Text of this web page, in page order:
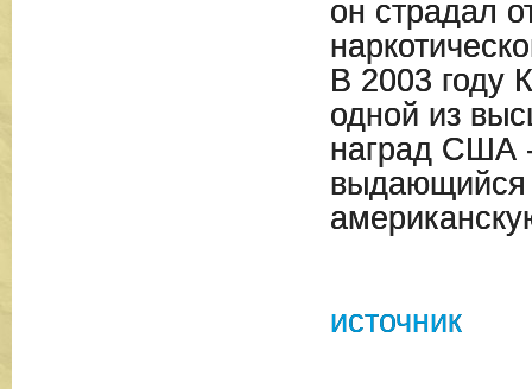
он страдал
В 2003 году
одной из
наград США
выдающийся
источник